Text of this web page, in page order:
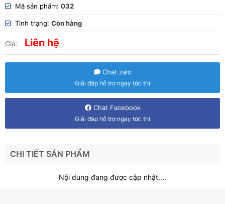
Mã sản phẩm: 032
Tình trạng: Còn hàng
Giá: Liên hệ
Chat zalo
Giải đáp hỗ trợ ngay tức thì
Chat Facebook
Giải đáp hỗ trợ ngay tức thì
CHI TIẾT SẢN PHẨM
Nội dung đang được cập nhật....